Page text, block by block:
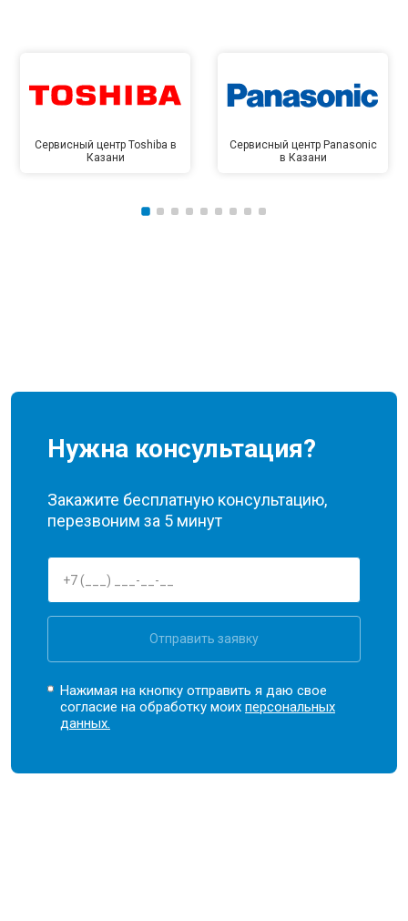
Сервисный центр Toshiba в
Казани
Сервисный центр Panasonic
в Казани
Нужна консультация?
Закажите бесплатную консультацию,
перезвоним за 5 минут
Отправить заявку
Нажимая на кнопку отправить я даю свое
согласие на обработку моихперсональных
данных.